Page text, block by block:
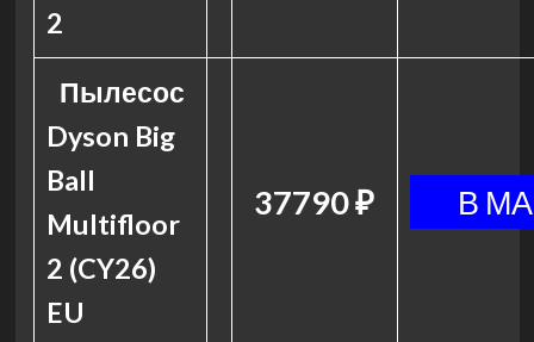
2
Пылесос
Dyson Big
Ball
Multifloor
2 (CY26)
EU
37790 ₽